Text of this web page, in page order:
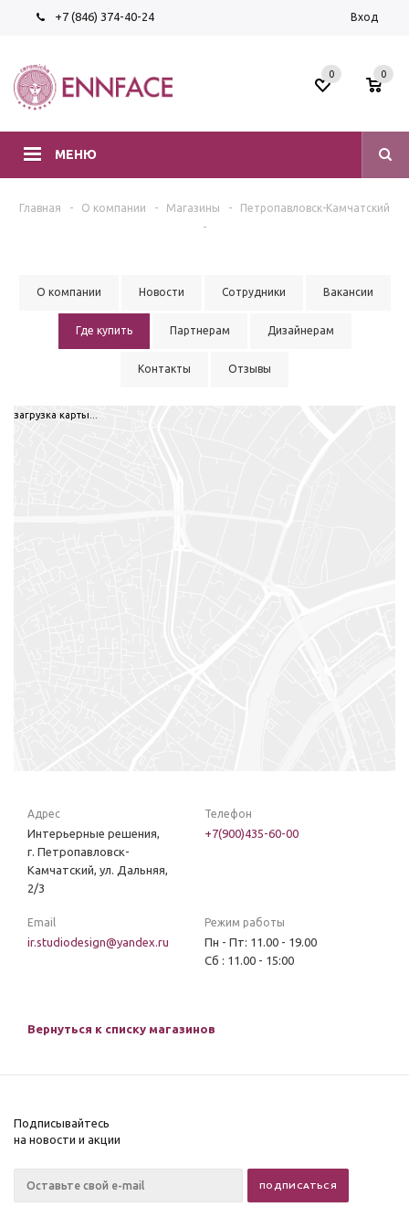
+7 (846) 374-40-24 Вход
МЕНЮ
0 0
Главная - О компании - Магазины -
Петропавловск-Камчатский
-
О компании Новости Сотрудники Вакансии
Где купить Партнерам Дизайнерам
Контакты Отзывы
загрузка карты...
Адрес
Интерьерные решения,
г. Петропавловск-
Камчатский, ул. Дальняя,
2/3
Телефон
+7(900)435-60-00
Email
ir.studiodesign@yandex.ru
Режим работы
Пн - Пт: 11.00 - 19.00
Сб : 11.00 - 15:00
Вернуться к списку магазинов
Подписывайтесь
на новости и акции